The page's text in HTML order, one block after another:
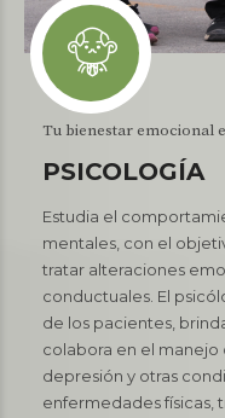
Tu bienestar emocional
PSICOLOGÍA
Estudia el
mentales, con el
tratar alteraciones
conductuales. El
de los pacientes,
colabora en el manejo
depresión y otras
enfermedades físicas,